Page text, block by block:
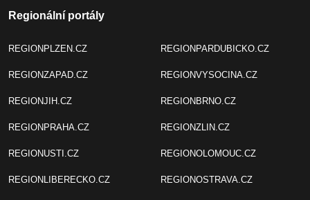
Regionální portály
REGIONPLZEN.CZ
REGIONZAPAD.CZ
REGIONJIH.CZ
REGIONPRAHA.CZ
REGIONUSTI.CZ
REGIONLIBERECKO.CZ
REGIONPARDUBICKO.CZ
REGIONVYSOCINA.CZ
REGIONBRNO.CZ
REGIONZLIN.CZ
REGIONOLOMOUC.CZ
REGIONOSTRAVA.CZ